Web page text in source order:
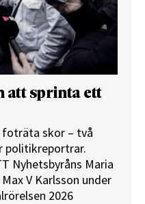
att sprinta ett
skor – två
politikreportrar.
Nyhetsbyråns Maria
V Karlsson under
2026